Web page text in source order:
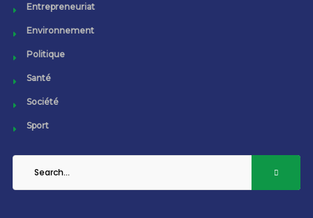
Entrepreneuriat
Environnement
Politique
Santé
Société
Sport